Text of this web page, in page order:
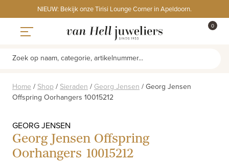
to
content
NIEUW: Bekijk onze Tirisi Lounge Corner in Apeldoorn.
0
Zoek op naam, categorie, artikelnummer...
Home / Shop / Sieraden / Georg Jensen / Georg Jensen
Offspring Oorhangers 10015212
GEORG JENSEN
Georg Jensen Offspring
Oorhangers 10015212